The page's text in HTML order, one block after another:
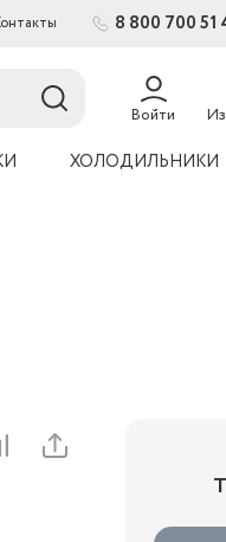
8 800 700 51
Войти
ХОЛОДИЛЬНИКИ